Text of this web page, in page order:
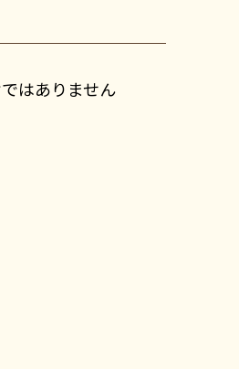
はありません